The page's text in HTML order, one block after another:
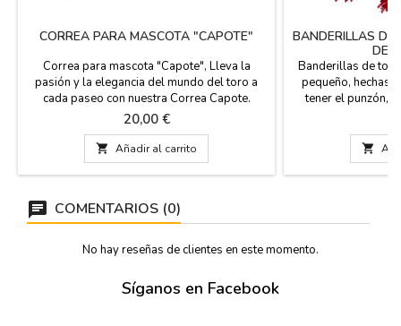
CORREA PARA MASCOTA "CAPOTE"
Correa para mascota "Capote", Lleva la
pasión y la elegancia del mundo del toro a
cada paseo con nuestra Correa Capote.
Diseñada para los amantes de la
tauromaquia que desean que su mascota
también luzca los colores más icónicos de la
fiesta nacional, esta correa combina la
tradición artesanal con la máxima
Precio
20,00 €
 Añadir al carrito
BANDERILLAS DE
Banderillas de
pequeño, hechas
tener el punzón,
Medidas:

COMENTARIOS (0)
No hay reseñas de clientes en este momento.
Síganos en Facebook